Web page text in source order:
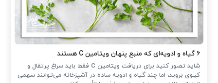
۶ گیاه و ادویه‌ای که منبع پنهان ویتامین C هستند
شاید تصور کنید برای دریافت ویتامین C فقط باید سراغ پرتقال و
کیوی بروید، اما چند گیاه و ادویه ساده در آشپزخانه می‌توانند سهمی